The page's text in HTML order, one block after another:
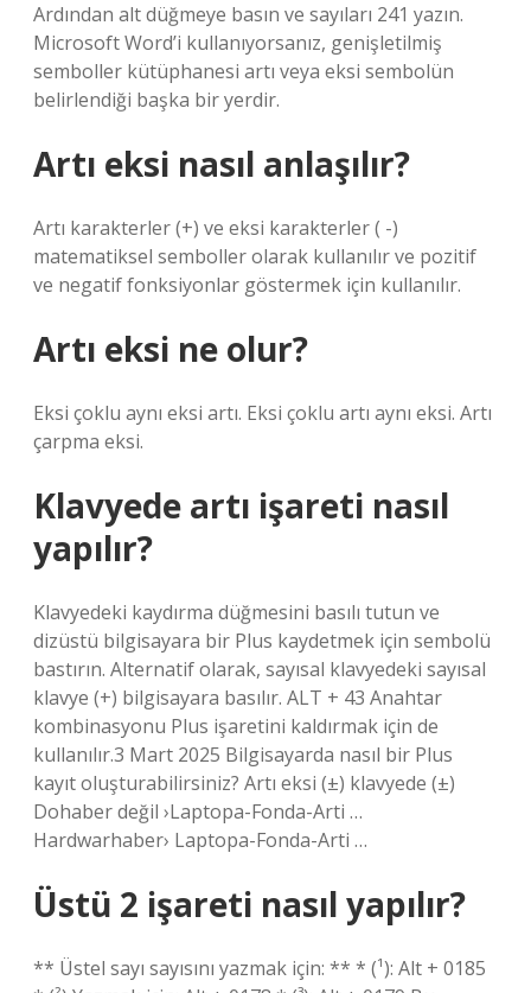
Ardından alt düğmeye basın ve sayıları 241 yazın.
Microsoft Word’i kullanıyorsanız, genişletilmiş
semboller kütüphanesi artı veya eksi sembolün
belirlendiği başka bir yerdir.
Artı eksi nasıl anlaşılır?
Artı karakterler (+) ve eksi karakterler ( -)
matematiksel semboller olarak kullanılır ve pozitif
ve negatif fonksiyonlar göstermek için kullanılır.
Artı eksi ne olur?
Eksi çoklu aynı eksi artı. Eksi çoklu artı aynı eksi. Artı
çarpma eksi.
Klavyede artı işareti nasıl
yapılır?
Klavyedeki kaydırma düğmesini basılı tutun ve
dizüstü bilgisayara bir Plus kaydetmek için sembolü
bastırın. Alternatif olarak, sayısal klavyedeki sayısal
klavye (+) bilgisayara basılır. ALT + 43 Anahtar
kombinasyonu Plus işaretini kaldırmak için de
kullanılır.3 Mart 2025 Bilgisayarda nasıl bir Plus
kayıt oluşturabilirsiniz? Artı eksi (±) klavyede (±)
Dohaber değil ›Laptopa-Fonda-Arti …
Hardwarhaber› Laptopa-Fonda-Arti …
Üstü 2 işareti nasıl yapılır?
** Üstel sayı sayısını yazmak için: ** * (¹): Alt + 0185